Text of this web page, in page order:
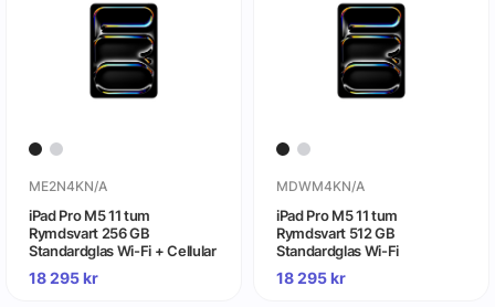
ME2N4KN/A
iPad Pro M5 11 tum
Rymdsvart 256 GB
Standardglas Wi-Fi + Cellular
18 295kr
MDWM4KN/A
iPad Pro M5 11 tum
Rymdsvart 512 GB
Standardglas Wi-Fi
18 295kr